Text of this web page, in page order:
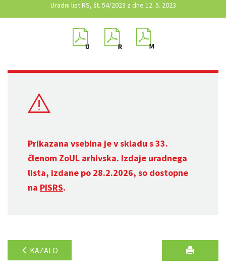
Uradni list RS, št. 54/2023 z dne 12. 5. 2023
Prikazana vsebina je v skladu s 33.
členom ZoUL arhivska. Izdaje uradnega
lista, izdane po 28.2.2026, so dostopne
na PISRS.
KAZALO